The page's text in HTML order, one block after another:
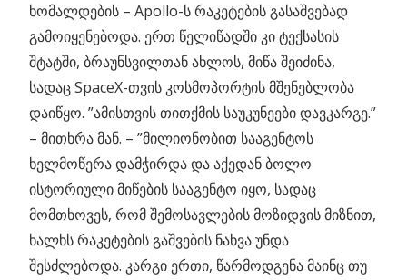
ხომალდების – Apollo-ს რაკეტების გასაშვებად
გამოიყენებოდა. ერთ წელიწადში კი ტექსასის
შტატში, ბრაუნსვილთან ახლოს, მიწა შეიძინა,
სადაც SpaceX-თვის კოსმოპორტის მშენებლობა
დაიწყო. ”ამისთვის თითქმის საუკუნეები დავკარგე.”
– მითხრა მან. – ”მილიონობით სააგენტოს
ხელმოწერა დამჭირდა და აქედან ბოლო
ისტორიული მიწების სააგენტო იყო, სადაც
მომთხოვეს, რომ შემოსავლების მოზიდვის მიზნით,
ხალხს რაკეტების გაშვების ნახვა უნდა
შესძლებოდა. კარგი ერთი, წარმოდგენა მაინც თუ